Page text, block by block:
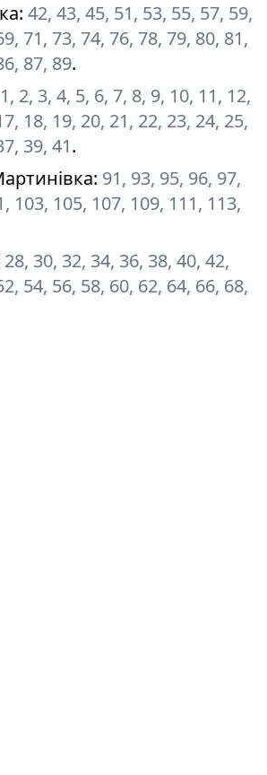
: 42, 43, 45, 51, 53, 55, 57, 59,
71, 73, 74, 76, 78, 79, 80, 81,
87, 89.
1, 2, 3, 4, 5, 6, 7, 8, 9, 10, 11, 12,
18, 19, 20, 21, 22, 23, 24, 25,
39, 41.
: 91, 93, 95, 96, 97,
103, 105, 107, 109, 111, 113,
28, 30, 32, 34, 36, 38, 40, 42,
54, 56, 58, 60, 62, 64, 66, 68,